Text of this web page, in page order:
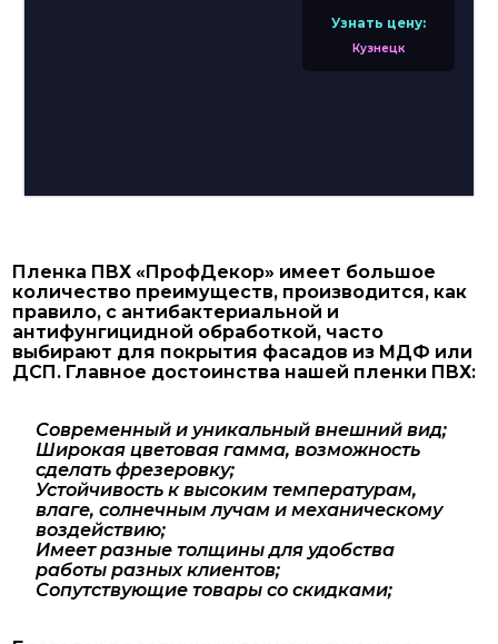
Узнать цену:
Кузнецк
Пленка ПВХ «ПрофДекор» имеет большое
количество преимуществ, производится, как
правило, с антибактериальной и
антифунгицидной обработкой, часто
выбирают для покрытия фасадов из МДФ или
ДСП. Главное достоинства нашей пленки ПВХ:
Современный и уникальный внешний вид;
Широкая цветовая гамма, возможность
сделать фрезеровку;
Устойчивость к высоким температурам,
влаге, солнечным лучам и механическому
воздействию;
Имеет разные толщины для удобства
работы разных клиентов;
Сопутствующие товары со скидками;